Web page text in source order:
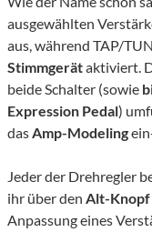
ausgewählten
aus, während TAP/
Stimmgerätaktiviert.
beide Schalter (sowie
Expression Pedal)
dasAmp-Modeling
Jeder der Drehregler
ihr über den Alt-Knopf
Anpassung eines